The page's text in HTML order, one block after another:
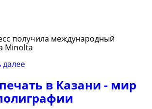
получила международный
Minolta
далее
в Казани - мир